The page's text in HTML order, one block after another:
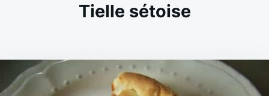
Tielle sétoise